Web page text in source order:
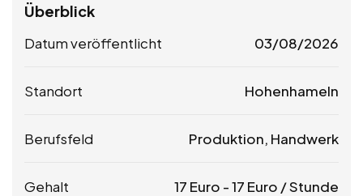
Überblick
Datum veröffentlicht 03/08/2026
Standort Hohenhameln
Berufsfeld Produktion, Handwerk
Gehalt 17 Euro -17 Euro / Stunde